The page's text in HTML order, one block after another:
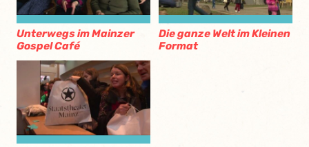
Unterwegs im Mainzer
Gospel Café
Die ganze Welt im Kleinen
Format